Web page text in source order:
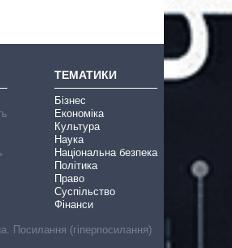
ТЕМАТИКИ
Бізнес
Економіка
Культура
Наука
Національна безпека
Політика
Право
Суспільство
Фінанси
Посилання (гіперпосилання)